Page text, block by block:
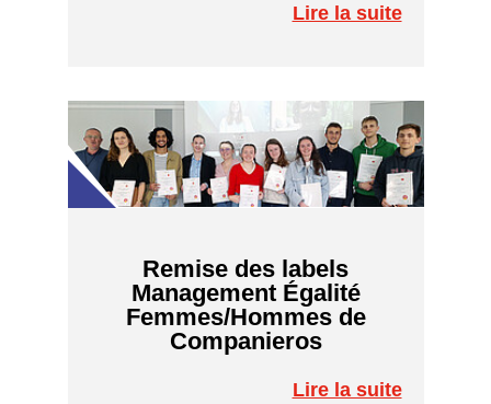
Lire la suite
Remise des labels
Management Égalité
Femmes/Hommes de
Companieros
Lire la suite